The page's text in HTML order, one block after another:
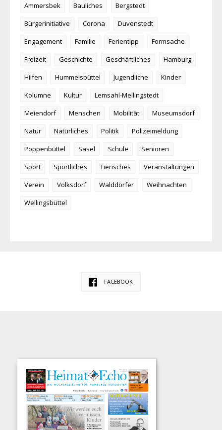
Ammersbek
Bauliches
Bergstedt
Bürgerinitiative
Corona
Duvenstedt
Engagement
Familie Ferientipp
Formsache
Freizeit
Geschichte Geschäftliches
Hamburg
Hilfen
Hummelsbüttel Jugendliche
Kinder
Kolumne
Kultur
Lemsahl-Mellingstedt
Meiendorf
Menschen Mobilität
Museumsdorf
Natur
Natürliches Politik
Polizeimeldung
Poppenbüttel
Sasel Schule
Senioren
Sport
Sportliches Tierisches
Veranstaltungen
Verein
Volksdorf Walddörfer
Weihnachten
Wellingsbüttel
FACEBOOK